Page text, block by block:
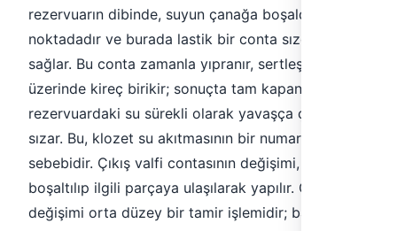
rezervuarın dibinde, suyun çanağa boşaldığı
noktadadır ve burada lastik bir conta sızdırmazlığı
sağlar. Bu conta zamanla yıpranır, sertleşir veya
üzerinde kireç birikir; sonuçta tam kapanmaz ve
rezervuardaki su sürekli olarak yavaşça çanağa
sızar. Bu, klozet su akıtmasının bir numaralı
sebebidir. Çıkış valfi contasının değişimi, rezervuar
boşaltılıp ilgili parçaya ulaşılarak yapılır. Conta
değişimi orta düzey bir tamir işlemidir; bazı klozet